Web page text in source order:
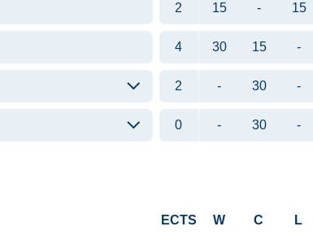
2 15 - 15
4 30 15 -
2 - 30 -
0 - 30 -
ECTS W C L